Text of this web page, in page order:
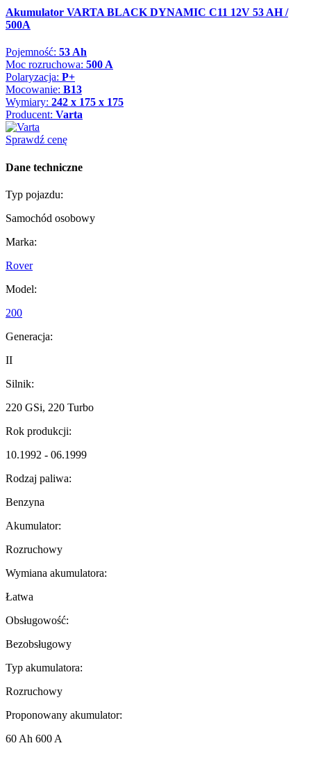
Akumulator VARTA BLACK DYNAMIC C11 12V 53 AH /
500A
Pojemność: 53 Ah
Moc rozruchowa: 500 A
Polaryzacja: P+
Mocowanie: B13
Wymiary: 242 x 175 x 175
Producent: Varta
Sprawdź cenę
Dane techniczne
Typ pojazdu:
Samochód osobowy
Marka:
Rover
Model:
200
Generacja:
II
Silnik:
220 GSi, 220 Turbo
Rok produkcji:
10.1992 - 06.1999
Rodzaj paliwa:
Benzyna
Akumulator:
Rozruchowy
Wymiana akumulatora:
Łatwa
Obsługowość:
Bezobsługowy
Typ akumulatora:
Rozruchowy
Proponowany akumulator:
60 Ah 600 A